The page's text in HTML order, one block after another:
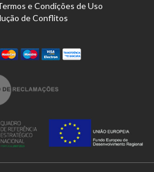
e Condições de Uso
de Conflitos